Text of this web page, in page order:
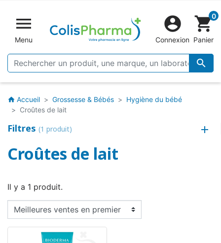

Menu


Connexion
shopping_cart0
Panier
home Accueil Grossesse & Bébés
Hygiène du bébé
Croûtes de lait
Filtres (1 produit)
Croûtes de lait
Il y a 1 produit.